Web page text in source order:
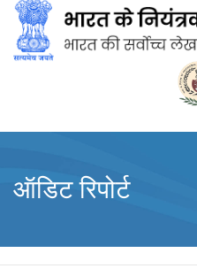
ऑडिट रिपोर्ट